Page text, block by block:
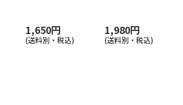
1,650円
(送料別・税込)
1,980円
(送料別・税込)